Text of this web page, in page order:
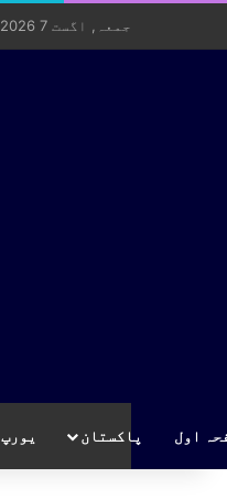
جمعہ, اگست 7 2026
اول پاکستان یورپ